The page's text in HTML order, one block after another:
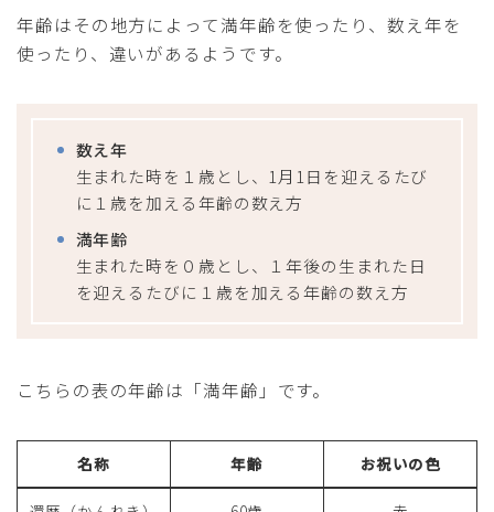
年齢はその地方によって満年齢を使ったり、数え年を
使ったり、違いがあるようです。
数え年
生まれた時を１歳とし、1月1日を迎えるたび
に１歳を加える年齢の数え方
満年齢
生まれた時を０歳とし、１年後の生まれた日
を迎えるたびに１歳を加える年齢の数え方
こちらの表の年齢は「満年齢」です。
名称 年齢 お祝いの色